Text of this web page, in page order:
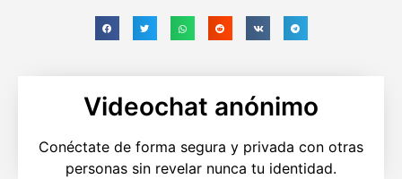
Videochat anónimo
Conéctate de forma segura y privada con otras
personas sin revelar nunca tu identidad.